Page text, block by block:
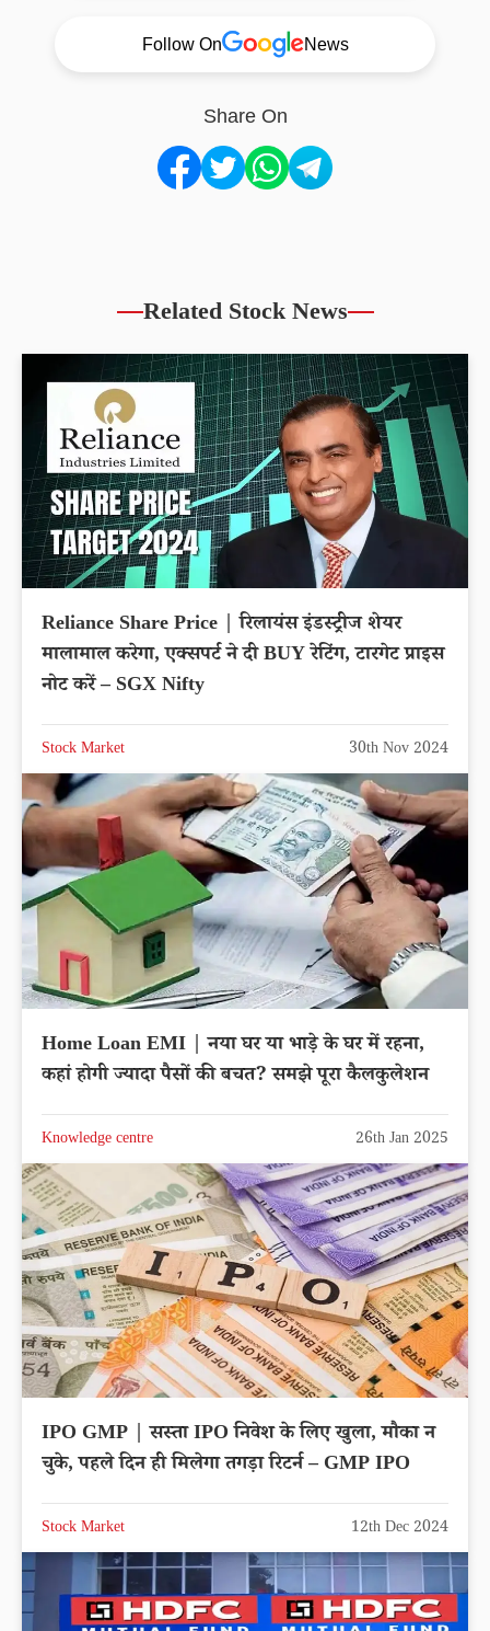
Follow On News
Share On
Related Stock News
Reliance Share Price | रिलायंस इंडस्ट्रीज शेयर
मालामाल करेगा, एक्सपर्ट ने दी BUY रेटिंग, टारगेट प्राइस
नोट करें – SGX Nifty
Stock Market 30th Nov 2024
Home Loan EMI | नया घर या भाड़े के घर में रहना,
कहां होगी ज्यादा पैसों की बचत? समझे पूरा कैलकुलेशन
Knowledge centre 26th Jan 2025
IPO GMP | सस्ता IPO निवेश के लिए खुला, मौका न
चुके, पहले दिन ही मिलेगा तगड़ा रिटर्न – GMP IPO
Stock Market 12th Dec 2024